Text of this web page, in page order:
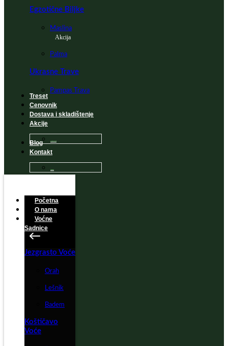
Egzotične Biljke
Maslina
Akcija
Palma
Ukrasne Trave
Pampas Trava
Treset
Cenovnik
Dostava i skladištenje
Akcije
Blog
Kontakt
Početna
O nama
Voćne
Sadnice
Jezgrasto Voće
Orah
Lešnik
Badem
Koštičavo
Voće